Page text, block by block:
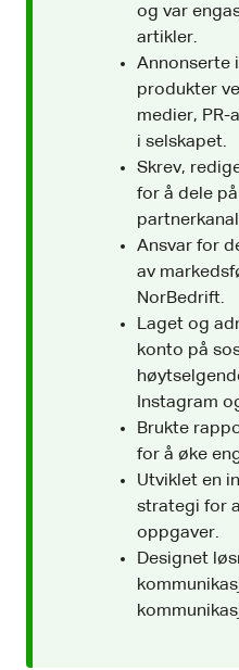
og var
artikler.
Annonserte
produkter
medier, PR-
i selskapet.
Skrev,
for å dele
Ansvar for
av
NorBedrift.
Laget og
konto på
Instagram
Brukte
for å øke
Utviklet en
strategi for
oppgaver.
Designet